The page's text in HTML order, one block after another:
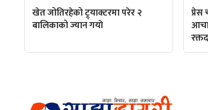
खेत जोतिरहेको ट्र्याक्टरमा परेर २
बालिकाको ज्यान गयाे
प्रेस